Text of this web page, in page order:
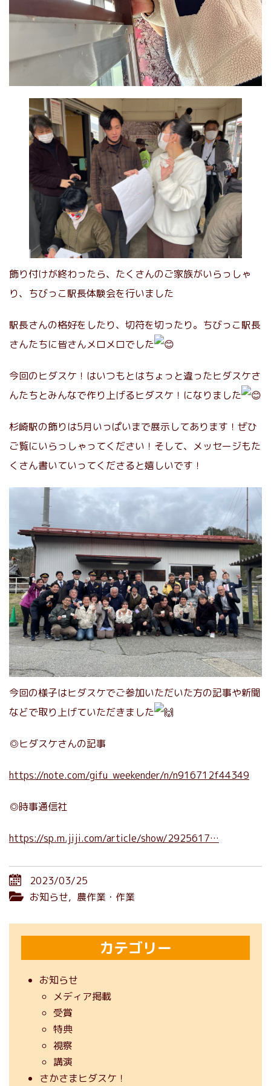
飾り付けが終わったら、たくさんのご家族がいらっしゃ
り、ちびっこ駅長体験会を行いました
駅長さんの格好をしたり、切符を切ったり。ちびっこ駅長
さんたちに皆さんメロメロでした
今回のヒダスケ！はいつもとはちょっと違ったヒダスケさ
んたちとみんなで作り上げるヒダスケ！になりました
杉崎駅の飾りは5月いっぱいまで展示してあります！ぜひ
ご覧にいらっしゃってください！そして、メッセージもた
くさん書いていってくださると嬉しいです！
今回の様子はヒダスケでご参加いただいた方の記事や新聞
などで取り上げていただきました
◎ヒダスケさんの記事
https://note.com/gifu_weekender/n/n916712f44349
◎時事通信社
https://sp.m.jiji.com/article/show/2925617…
2023/03/25
お知らせ, 農作業・作業
カテゴリー
お知らせ
メディア掲載
受賞
特典
視察
講演
さかさまヒダスケ！